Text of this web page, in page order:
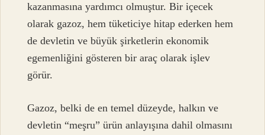
kazanmasına yardımcı olmuştur. Bir içecek
olarak gazoz, hem tüketiciye hitap ederken hem
de devletin ve büyük şirketlerin ekonomik
egemenliğini gösteren bir araç olarak işlev
görür.
Gazoz, belki de en temel düzeyde, halkın ve
devletin “meşru” ürün anlayışına dahil olmasını